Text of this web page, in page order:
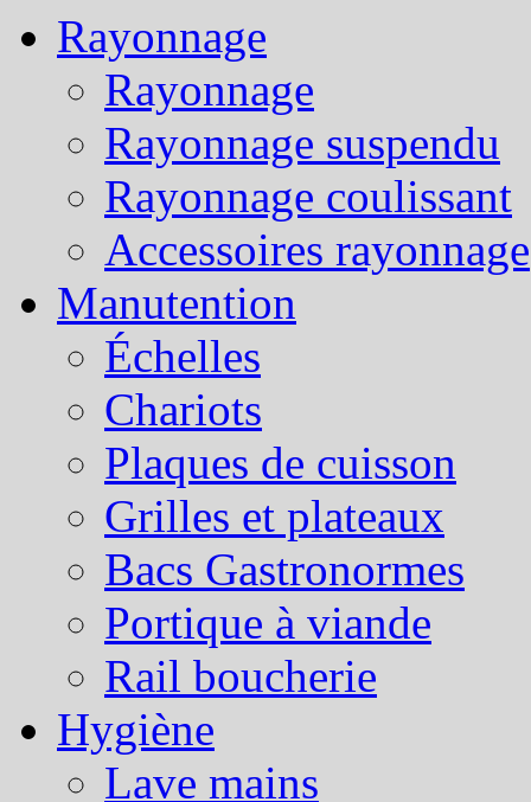
Rayonnage
Rayonnage
Rayonnage suspendu
Rayonnage coulissant
Accessoires rayonnage
Manutention
Échelles
Chariots
Plaques de cuisson
Grilles et plateaux
Bacs Gastronormes
Portique à viande
Rail boucherie
Hygiène
Lave mains